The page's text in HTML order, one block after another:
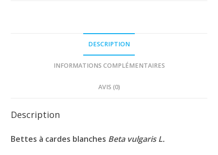
DESCRIPTION
INFORMATIONS COMPLÉMENTAIRES
AVIS (0)
Description
Bettes à cardes blanches Beta vulgaris L.